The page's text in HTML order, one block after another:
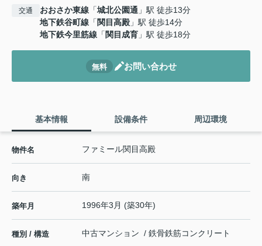
交通 おおさか東線 「城北公園通 」駅 徒歩13分
地下鉄谷町線 「 関目高殿 」駅 徒歩14分
地下鉄今里筋線 「 関目成育 」駅 徒歩18分
無料 お問い合わせ
基本情報 設備条件 周辺環境
物件名 ファミール関目高殿
向き 南
築年月 1996年3月 (築30年)
種別 / 構造 中古マンション / 鉄骨鉄筋コンクリート